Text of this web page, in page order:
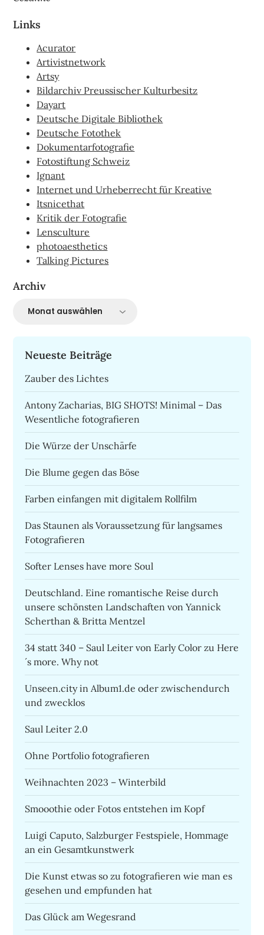
Links
Acurator
Artivistnetwork
Artsy
Bildarchiv Preussischer Kulturbesitz
Dayart
Deutsche Digitale Bibliothek
Deutsche Fotothek
Dokumentarfotografie
Fotostiftung Schweiz
Ignant
Internet und Urheberrecht für Kreative
Itsnicethat
Kritik der Fotografie
Lensculture
photoaesthetics
Talking Pictures
Archiv
Archiv
Neueste Beiträge
Zauber des Lichtes
Antony Zacharias, BIG SHOTS! Minimal – Das
Wesentliche fotografieren
Die Würze der Unschärfe
Die Blume gegen das Böse
Farben einfangen mit digitalem Rollfilm
Das Staunen als Voraussetzung für langsames
Fotografieren
Softer Lenses have more Soul
Deutschland. Eine romantische Reise durch
unsere schönsten Landschaften von Yannick
Scherthan & Britta Mentzel
34 statt 340 – Saul Leiter von Early Color zu Here
´s more. Why not
Unseen.city in Album1.de oder zwischendurch
und zwecklos
Saul Leiter 2.0
Ohne Portfolio fotografieren
Weihnachten 2023 – Winterbild
Smooothie oder Fotos entstehen im Kopf
Luigi Caputo, Salzburger Festspiele, Hommage
an ein Gesamtkunstwerk
Die Kunst etwas so zu fotografieren wie man es
gesehen und empfunden hat
Das Glück am Wegesrand